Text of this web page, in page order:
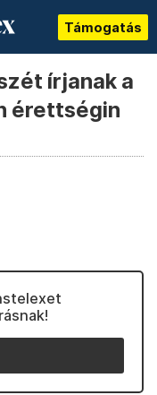
Támogatás
írjanak a
érettségin